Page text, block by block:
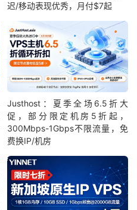
迟/移动表现优秀，月付$7起
Justhost：夏季全场6.5折大
促，部分限定机房5折起，
300Mbps-1Gbps不限流量，免
费换IP/机房